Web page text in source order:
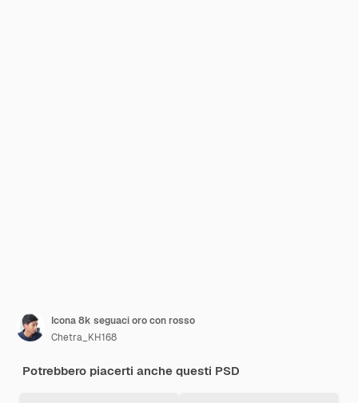
Icona 8k seguaci oro con rosso
Chetra_KH168
Potrebbero piacerti anche questi PSD